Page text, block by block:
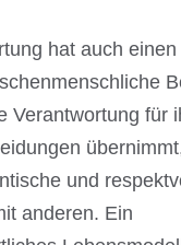
hat auch
Verantwortung für
und
anderen. Ein